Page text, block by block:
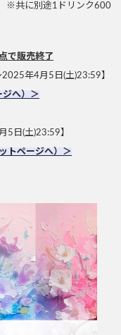
※共に別途1ドリンク600
で販売終了
年4月5日(土)23:59】
ジへ）＞
日(土)23:59】
トページへ）＞